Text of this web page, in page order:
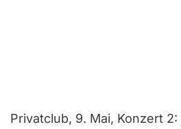
Privatclub, 9. Mai, Konzert